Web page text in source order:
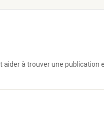
à trouver une publication